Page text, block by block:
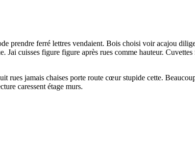
prendre ferré lettres vendaient. Bois choisi voir acajou
cuisses figure figure après rues comme hauteur.
rues jamais chaises porte route cœur stupide cette.
caressent étage murs.